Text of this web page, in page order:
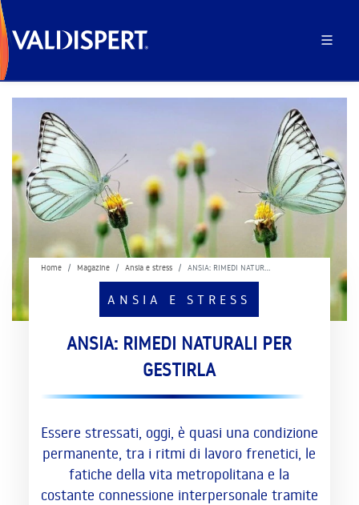
Home Magazine Ansia e stress ANSIA: RIMEDI NATUR…
ANSIA E STRESS
ANSIA: RIMEDI NATURALI PER
GESTIRLA
Essere stressati, oggi, è quasi una condizione
permanente, tra i ritmi di lavoro frenetici, le
fatiche della vita metropolitana e la
costante connessione interpersonale tramite